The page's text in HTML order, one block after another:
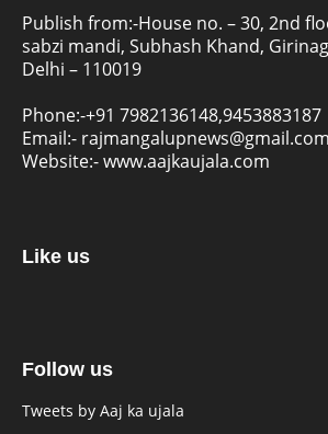
Publish from:-House no. – 30, 2nd
sabzi mandi, Subhash Khand,
Delhi – 110019
Phone:-+91 7982136148,9453883187
Email:- rajmangalupnews@gmail.com
Website:-www.aajkaujala.com
Like us
Follow us
Tweets by Aaj ka ujala